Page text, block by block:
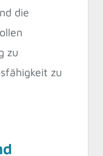
die
zu
zu